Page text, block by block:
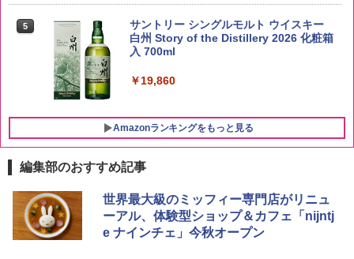
らめき 5kg 令和7年産
￥3,056
5
サントリー シングルモルト ウイスキー
白州 Story of the Distillery 2026 化粧箱
入 700ml
￥19,860
Amazonランキングをもっと見る
チキンラーメン どんぶり 85g×12個 日清
食品 インスタント カップ麺
￥1,939
[山善] スチームオーブンレンジ 25L 一人
暮らし 二人暮らし フラットテーブル ス
チーム調理 自動メニュー19種搭載 角皿
付き ブラック MRK-F250TSV(B)
編集部のおすすめ記事
世界最大級のミッフィー専門店がリニュ
ーアル、体験型ショップ＆カフェ「nijntj
e ナインチェ」今秋オープン